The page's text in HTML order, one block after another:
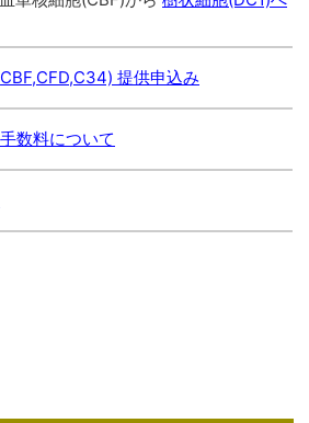
提供申込み
数料について